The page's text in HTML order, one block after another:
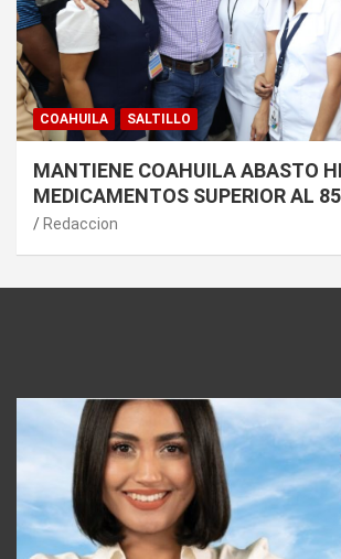
COAHUILA SALTILLO
MANTIENE COAHUILA ABASTO
MEDICAMENTOS SUPERIOR AL
Redaccion